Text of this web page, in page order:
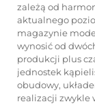
zależą od
aktualnego
magazynie
wynosić od
produkcji plus
jednostek
obudowy,
realizacji zwykle